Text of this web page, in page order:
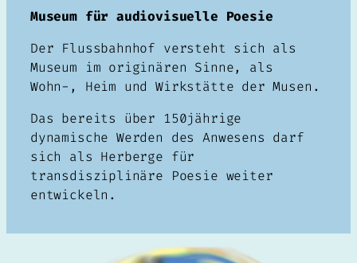
Museum für audiovisuelle Poesie
Der Flussbahnhof versteht sich als
Museum im originären Sinne, als
Wohn-, Heim und Wirkstätte der Musen.
Das bereits über 150jährige
dynamische Werden des Anwesens darf
sich als Herberge für
transdisziplinäre Poesie weiter
entwickeln.